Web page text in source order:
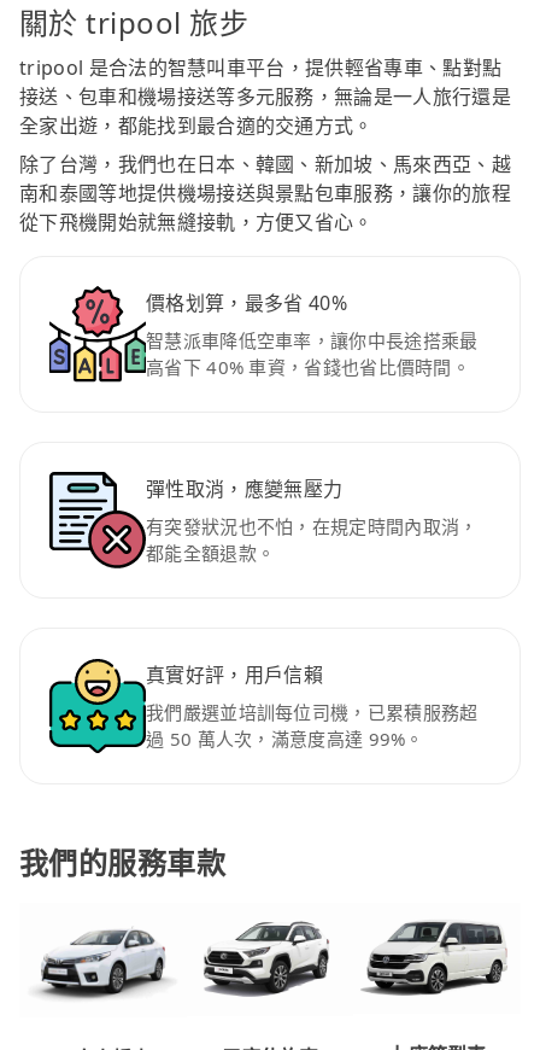
關於 tripool 旅步
tripool 是合法的智慧叫車平台，提供輕省專車、點對點
接送、包車和機場接送等多元服務，無論是一人旅行還是
全家出遊，都能找到最合適的交通方式。
除了台灣，我們也在日本、韓國、新加坡、馬來西亞、越
南和泰國等地提供機場接送與景點包車服務，讓你的旅程
從下飛機開始就無縫接軌，方便又省心。
價格划算，最多省 40%
智慧派車降低空車率，讓你中長途搭乘最
高省下 40% 車資，省錢也省比價時間。
彈性取消，應變無壓力
有突發狀況也不怕，在規定時間內取消，
都能全額退款。
真實好評，用戶信賴
我們嚴選並培訓每位司機，已累積服務超
過 50 萬人次，滿意度高達 99%。
我們的服務車款